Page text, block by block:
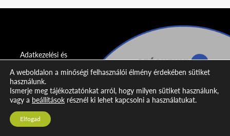
Adatkezelési és
nyilatkozat
Impresszum
Kapcsolat
A weboldalon a minőségi felhasználói élmény érdekében sütiket
használunk.
Ismerje meg tájékoztatónkat arról, hogy milyen sütiket használunk,
vagy a beállítások résznél ki lehet kapcsolni a használatukat.
Elfogad